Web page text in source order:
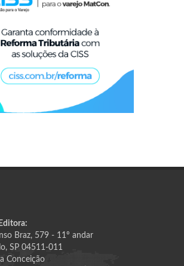
Braz, 579 - 11º andar
SP 04511-011
Conceição